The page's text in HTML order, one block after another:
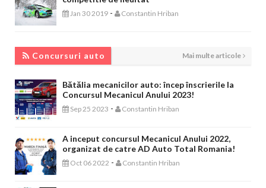
Jan 30 2019 - Constantin Hriban
Concursuri auto Mai multe articole
Bătălia mecanicilor auto: încep înscrierile la
Concursul Mecanicul Anului 2023!
Sep 25 2023 - Constantin Hriban
A inceput concursul Mecanicul Anului 2022,
organizat de catre AD Auto Total Romania!
Oct 06 2022 - Constantin Hriban